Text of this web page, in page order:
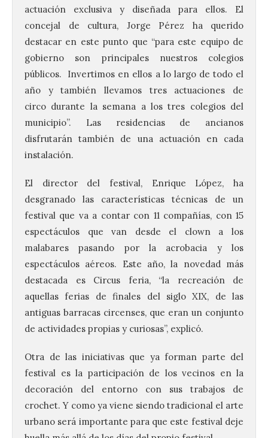
actuación exclusiva y diseñada para ellos. El
concejal de cultura, Jorge Pérez ha querido
destacar en este punto que “para este equipo de
gobierno son principales nuestros colegios
públicos. Invertimos en ellos a lo largo de todo el
año y también llevamos tres actuaciones de
circo durante la semana a los tres colegios del
municipio”. Las residencias de ancianos
disfrutarán también de una actuación en cada
instalación.
El director del festival, Enrique López, ha
desgranado las características técnicas de un
festival que va a contar con 11 compañías, con 15
espectáculos que van desde el clown a los
malabares pasando por la acrobacia y los
espectáculos aéreos. Este año, la novedad más
destacada es Circus feria, “la recreación de
aquellas ferias de finales del siglo XIX, de las
antiguas barracas circenses, que eran un conjunto
de actividades propias y curiosas”, explicó.
Otra de las iniciativas que ya forman parte del
festival es la participación de los vecinos en la
decoración del entorno con sus trabajos de
crochet. Y como ya viene siendo tradicional el arte
urbano será importante para que este festival deje
La 69FIDMA ha acogido
este domingo una nueva
edición del Día de León y
Astorga.
El presidente de la
Diputación de León,
el vicepresidente Roberto
Aller han participado en el
acto institucional organizado con motivo
del Día de León. Organizada por la
una feria […]